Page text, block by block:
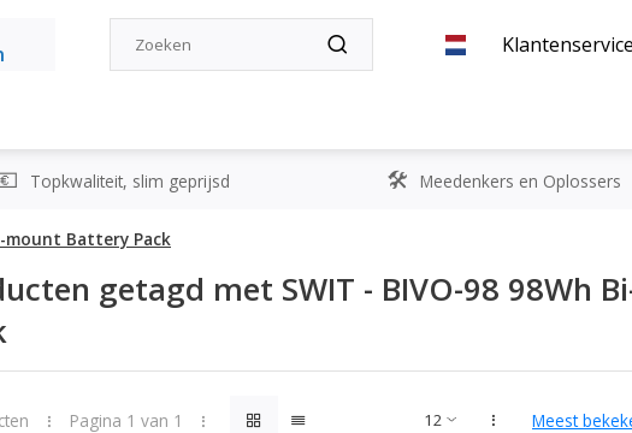
Klantenservice
Topkwaliteit, slim geprijsd Meedenkers en Oplossers
mount Battery Pack
getagd met SWIT - BIVO-98 98Wh
Pagina 1 van 1 Meest